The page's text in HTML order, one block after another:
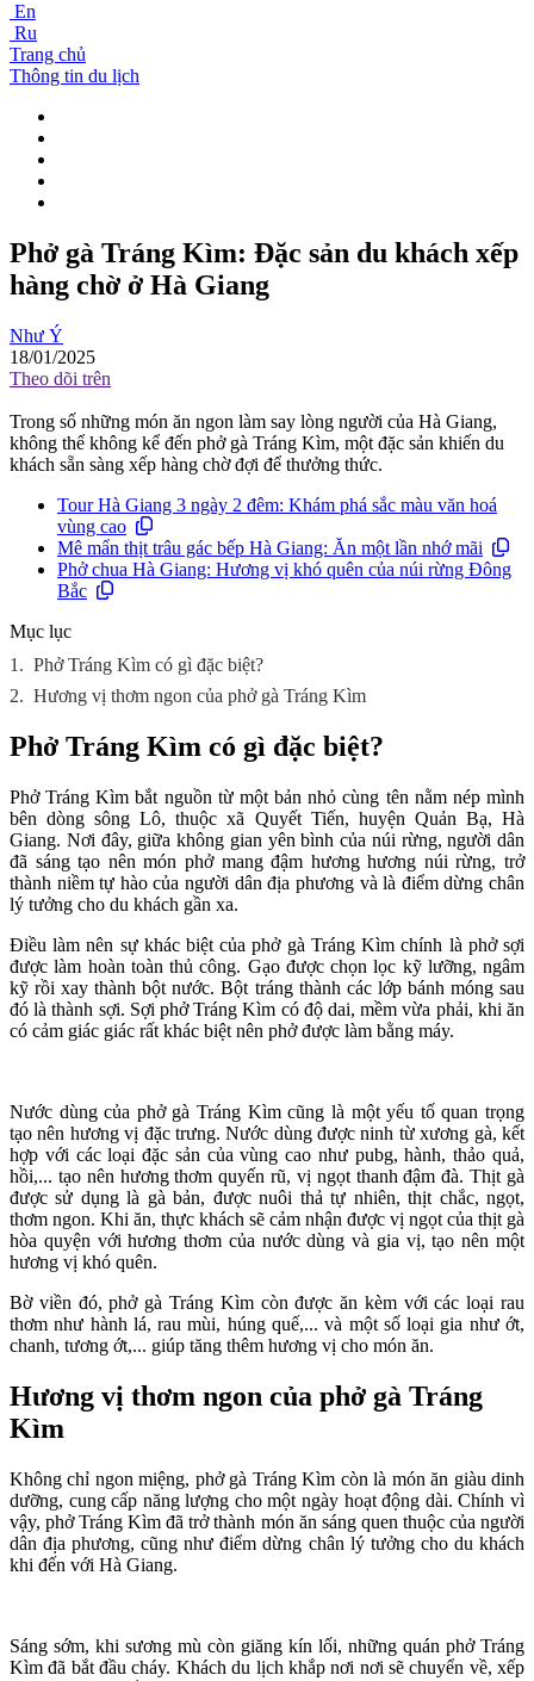
En
Ru
Trang chủ
Thông tin du lịch
Phở gà Tráng Kìm: Đặc sản du khách xếp
hàng chờ ở Hà Giang
Như Ý
18/01/2025
Theo dõi trên
Trong số những món ăn ngon làm say lòng người của Hà Giang,
không thể không kể đến phở gà Tráng Kìm, một đặc sản khiến du
khách sẵn sàng xếp hàng chờ đợi để thưởng thức.
Tour Hà Giang 3 ngày 2 đêm: Khám phá sắc màu văn hoá
vùng cao
Mê mẩn thịt trâu gác bếp Hà Giang: Ăn một lần nhớ mãi
Phở chua Hà Giang: Hương vị khó quên của núi rừng Đông
Bắc
Mục lục
1. Phở Tráng Kìm có gì đặc biệt?
2. Hương vị thơm ngon của phở gà Tráng Kìm
Phở Tráng Kìm có gì đặc biệt?
Phở Tráng Kìm bắt nguồn từ một bản nhỏ cùng tên nằm nép mình
bên dòng sông Lô, thuộc xã Quyết Tiến, huyện Quản Bạ, Hà
Giang. Nơi đây, giữa không gian yên bình của núi rừng, người dân
đã sáng tạo nên món phở mang đậm hương hương núi rừng, trở
thành niềm tự hào của người dân địa phương và là điểm dừng chân
lý tưởng cho du khách gần xa.
Điều làm nên sự khác biệt của phở gà Tráng Kìm chính là phở sợi
được làm hoàn toàn thủ công. Gạo được chọn lọc kỹ lưỡng, ngâm
kỹ rồi xay thành bột nước. Bột tráng thành các lớp bánh móng sau
đó là thành sợi. Sợi phở Tráng Kìm có độ dai, mềm vừa phải, khi ăn
có cảm giác giác rất khác biệt nên phở được làm bằng máy.
Nước dùng của phở gà Tráng Kìm cũng là một yếu tố quan trọng
tạo nên hương vị đặc trưng. Nước dùng được ninh từ xương gà, kết
hợp với các loại đặc sản của vùng cao như pubg, hành, thảo quả,
hồi,... tạo nên hương thơm quyến rũ, vị ngọt thanh đậm đà. Thịt gà
được sử dụng là gà bản, được nuôi thả tự nhiên, thịt chắc, ngọt,
thơm ngon. Khi ăn, thực khách sẽ cảm nhận được vị ngọt của thịt gà
hòa quyện với hương thơm của nước dùng và gia vị, tạo nên một
hương vị khó quên.
Bờ viền đó, phở gà Tráng Kìm còn được ăn kèm với các loại rau
thơm như hành lá, rau mùi, húng quế,... và một số loại gia như ớt,
chanh, tương ớt,... giúp tăng thêm hương vị cho món ăn.
Hương vị thơm ngon của phở gà Tráng
Kìm
Không chỉ ngon miệng, phở gà Tráng Kìm còn là món ăn giàu dinh
dưỡng, cung cấp năng lượng cho một ngày hoạt động dài. Chính vì
vậy, phở Tráng Kìm đã trở thành món ăn sáng quen thuộc của người
dân địa phương, cũng như điểm dừng chân lý tưởng cho du khách
khi đến với Hà Giang.
Sáng sớm, khi sương mù còn giăng kín lối, những quán phở Tráng
Kìm đã bắt đầu cháy. Khách du lịch khắp nơi nơi sẽ chuyển về, xếp